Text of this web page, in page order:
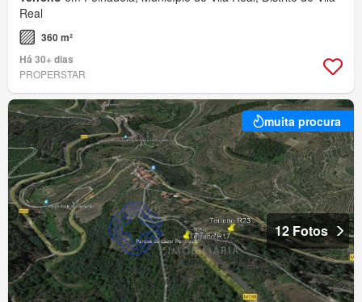
Real
360 m²
Há 30+ dias
PROPERSTAR
muita procura
12 Fotos